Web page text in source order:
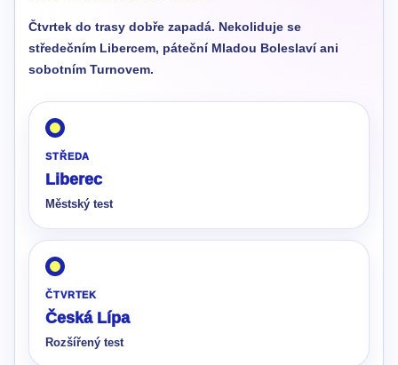
Čtvrtek do trasy dobře zapadá. Nekoliduje se
středečním Libercem, páteční Mladou Boleslaví ani
sobotním Turnovem.
STŘEDA
Liberec
Městský test
ČTVRTEK
Česká Lípa
Rozšířený test